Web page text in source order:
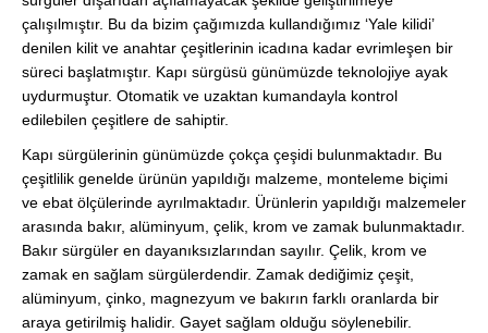
çalışılmıştır. Bu da bizim çağımızda kullandığımız ‘Yale kilidi’
denilen kilit ve anahtar çeşitlerinin icadına kadar evrimleşen bir
süreci başlatmıştır. Kapı sürgüsü günümüzde teknolojiye ayak
uydurmuştur. Otomatik ve uzaktan kumandayla kontrol
edilebilen çeşitlere de sahiptir.
Kapı sürgülerinin günümüzde çokça çeşidi bulunmaktadır. Bu
çeşitlilik genelde ürünün yapıldığı malzeme, monteleme biçimi
ve ebat ölçülerinde ayrılmaktadır. Ürünlerin yapıldığı malzemeler
arasında bakır, alüminyum, çelik, krom ve zamak bulunmaktadır.
Bakır sürgüler en dayanıksızlarından sayılır. Çelik, krom ve
zamak en sağlam sürgülerdendir. Zamak dediğimiz çeşit,
alüminyum, çinko, magnezyum ve bakırın farklı oranlarda bir
araya getirilmiş halidir. Gayet sağlam olduğu söylenebilir.